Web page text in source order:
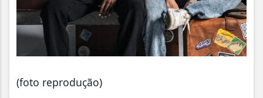
(foto reprodução)